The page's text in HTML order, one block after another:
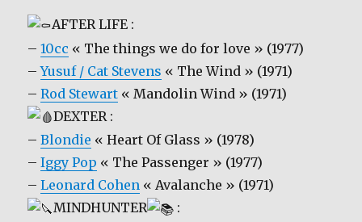
AFTER LIFE :
–10cc « The things we do for love » (1977)
–Yusuf / Cat Stevens « The Wind » (1971)
–Rod Stewart « Mandolin Wind » (1971)
DEXTER :
–Blondie « Heart Of Glass » (1978)
–Iggy Pop « The Passenger » (1977)
–Leonard Cohen « Avalanche » (1971)
MINDHUNTER
: